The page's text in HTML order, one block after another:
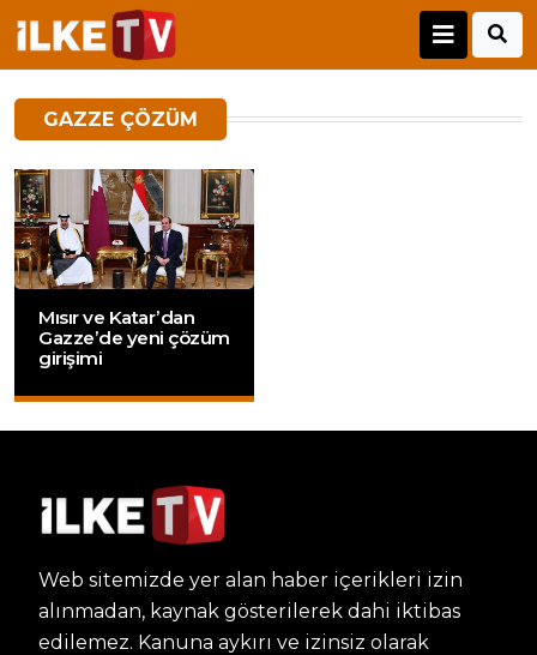
GAZZE ÇÖZÜM
Mısır ve Katar’dan
Gazze’de yeni çözüm
girişimi
Web sitemizde yer alan haber içerikleri izin
alınmadan, kaynak gösterilerek dahi iktibas
edilemez. Kanuna aykırı ve izinsiz olarak